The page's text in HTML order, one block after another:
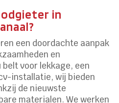
in
een doordachte aanpak
en
voor lekkage, een
installatie, wij bieden
de nieuwste
materialen. We werken